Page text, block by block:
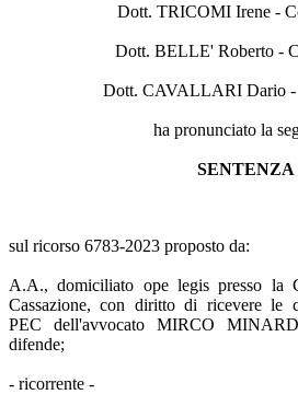
Dott. TRICOMI Irene -
Dott. BELLE' Roberto -
Dott. CAVALLARI Dario -
ha pronunciato la
SENTENZA
sul ricorso 6783-2023 proposto da:
A.A., domiciliato ope legis presso la
Cassazione, con diritto di ricevere le
PEC dell'avvocato MIRCO
difende;
- ricorrente -